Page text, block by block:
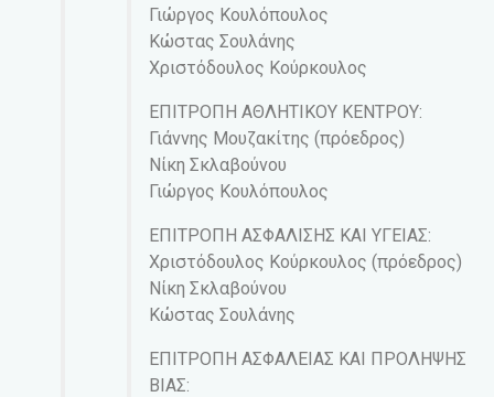
Γιώργος Κουλόπουλος
Κώστας Σουλάνης
Χριστόδουλος Κούρκουλος
ΕΠΙΤΡΟΠΗ ΑΘΛΗΤΙΚΟΥ ΚΕΝΤΡΟΥ:
Γιάννης Μουζακίτης (πρόεδρος)
Νίκη Σκλαβούνου
Γιώργος Κουλόπουλος
ΕΠΙΤΡΟΠΗ ΑΣΦΑΛΙΣΗΣ ΚΑΙ ΥΓΕΙΑΣ:
Χριστόδουλος Κούρκουλος (πρόεδρος)
Νίκη Σκλαβούνου
Κώστας Σουλάνης
ΕΠΙΤΡΟΠΗ ΑΣΦΑΛΕΙΑΣ ΚΑΙ ΠΡΟΛΗΨΗΣ
ΒΙΑΣ: